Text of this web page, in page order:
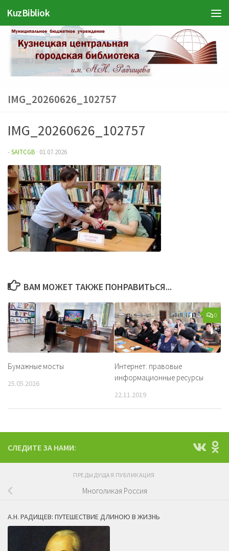
Перейти к содержимому
KuzBibliok
IMG_20260626_102757
IMG_20260626_102757
-SAITCGB · 01.07.2026
ВАМ МОЖЕТ ТАКЖЕ ПОНРАВИТЬСЯ...
Бумажные мосты
25.05.2026
0
Интернет: правовые
информационные ресурсы
22.11.2019
СЛЕДИТЕ ЗА НАМИ:
ПРЕДЫДУЩАЯ ПУБЛИКАЦИЯ
Многоликая Россия
А.Н. РАДИЩЕВ: ПУТЕШЕСТВИЕ ДЛИНОЮ В ЖИЗНЬ